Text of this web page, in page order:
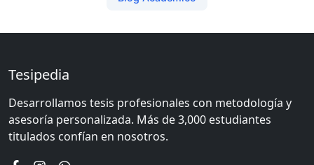
Tesipedia
Desarrollamos tesis profesionales con metodología y
asesoría personalizada. Más de 3,000 estudiantes
titulados confían en nosotros.